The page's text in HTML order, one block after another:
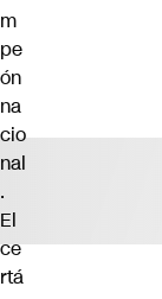
m
pe
ón
na
cio
nal
.
El
ce
rtá